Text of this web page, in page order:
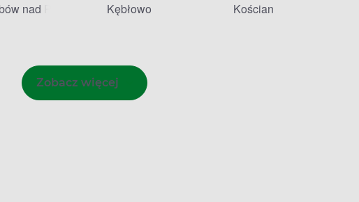
nad Prosną
Kębłowo
Kościan
Zobacz więcej